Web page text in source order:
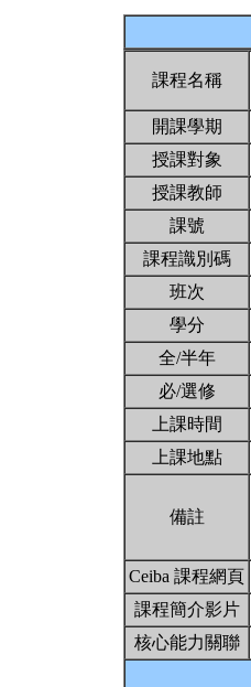
課程名稱
開課學期
授課對象
授課教師
課號
課程識別碼
班次
學分
全/半年
必/選修
上課時間
上課地點
備註
Ceiba 課程網頁
課程簡介影片
核心能力關聯